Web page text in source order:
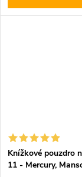
Knížkové pouzdro
11 - Mercury,